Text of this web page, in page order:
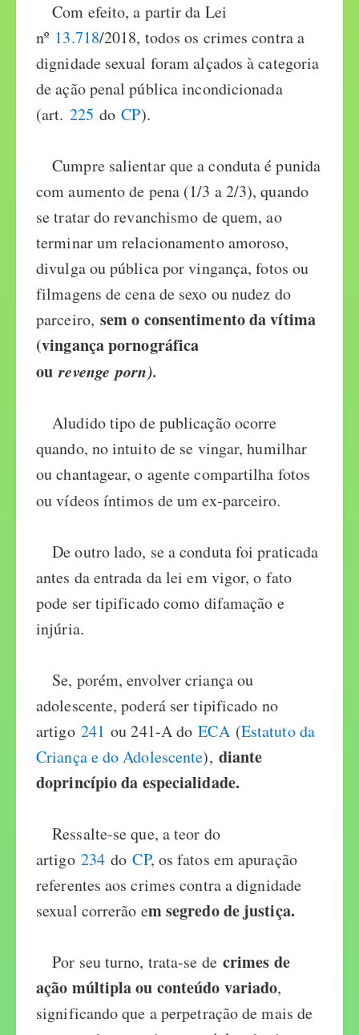
Com efeito, a partir da Lei
nº 13.718/2018, todos os crimes contra a
dignidade sexual foram alçados à categoria
de ação penal pública incondicionada
(art. 225 doCP).
Cumpre salientar que a conduta é punida
com aumento de pena (1/3 a 2/3), quando
se tratar do revanchismo de quem, ao
terminar um relacionamento amoroso,
divulga ou pública por vingança, fotos ou
filmagens de cena de sexo ou nudez do
parceiro, sem o consentimento da vítima
(vingança pornográfica
ourevenge porn).
Aludido tipo de publicação ocorre
quando, no intuito de se vingar, humilhar
ou chantagear, o agente compartilha fotos
ou vídeos íntimos de um ex-parceiro.
De outro lado, se a conduta foi praticada
antes da entrada da lei em vigor, o fato
pode ser tipificado como difamação e
injúria.
Se, porém, envolver criança ou
adolescente, poderá ser tipificado no
artigo 241 ou 241-A doECA(Estatuto da
Criança e do Adolescente), diante
doprincípio da especialidade.
Ressalte-se que, a teor do
artigo 234 doCP, os fatos em apuração
referentes aos crimes contra a dignidade
sexual correrão em segredo de justiça.
Por seu turno, trata-se de crimes de
ação múltipla ou conteúdo variado,
significando que a perpetração de mais de